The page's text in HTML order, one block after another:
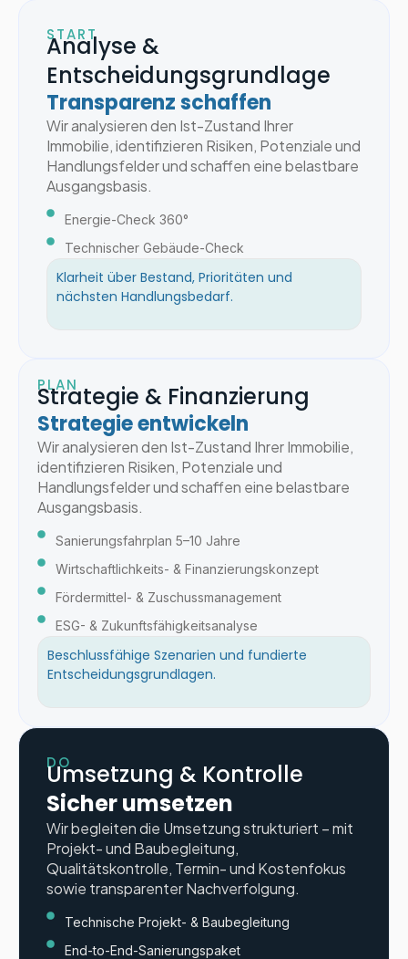
START
Analyse &
Entscheidungsgrundlage
Transparenz schaffen
Wir analysieren den Ist-Zustand Ihrer
Immobilie, identifizieren Risiken, Potenziale und
Handlungsfelder und schaffen eine belastbare
Ausgangsbasis.
Energie-Check 360°
Technischer Gebäude-Check
Klarheit über Bestand, Prioritäten und
nächsten Handlungsbedarf.
PLAN
Strategie & Finanzierung
Strategie entwickeln
Wir analysieren den Ist-Zustand Ihrer Immobilie,
identifizieren Risiken, Potenziale und
Handlungsfelder und schaffen eine belastbare
Ausgangsbasis.
Sanierungsfahrplan 5–10 Jahre
Wirtschaftlichkeits- & Finanzierungskonzept
Fördermittel- & Zuschussmanagement
ESG- & Zukunftsfähigkeitsanalyse
Beschlussfähige Szenarien und fundierte
Entscheidungsgrundlagen.
DO
Umsetzung & Kontrolle
Sicher umsetzen
Wir begleiten die Umsetzung strukturiert – mit
Projekt- und Baubegleitung,
Qualitätskontrolle, Termin- und Kostenfokus
sowie transparenter Nachverfolgung.
Technische Projekt- & Baubegleitung
End-to-End-Sanierungspaket